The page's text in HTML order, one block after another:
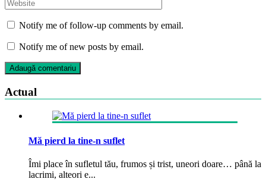
Notify me of follow-up comments by email.
Notify me of new posts by email.
Actual
Mă pierd la tine-n suflet
Îmi place în sufletul tău, frumos și trist, uneori doare… până la
lacrimi, alteori e...